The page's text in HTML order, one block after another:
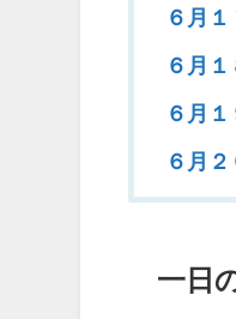
６月
６月１
６月１
６月
一日